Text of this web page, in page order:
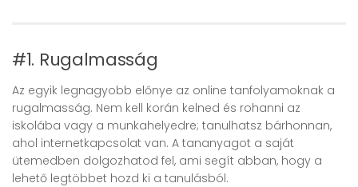
#1. Rugalmasság
Az egyik legnagyobb előnye az online tanfolyamoknak a
rugalmasság. Nem kell korán kelned és rohanni az
iskolába vagy a munkahelyedre; tanulhatsz bárhonnan,
ahol internetkapcsolat van. A tananyagot a saját
ütemedben dolgozhatod fel, ami segít abban, hogy a
lehető legtöbbet hozd ki a tanulásból.